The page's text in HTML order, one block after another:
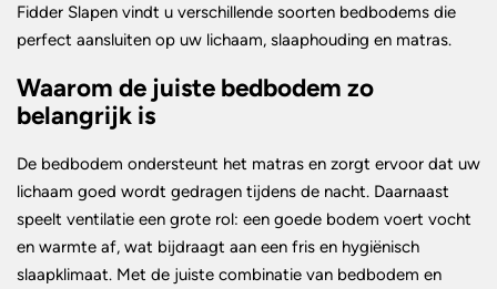
Fidder Slapen vindt u verschillende soorten bedbodems die
perfect aansluiten op uw lichaam, slaaphouding en matras.
Waarom de juiste bedbodem zo
belangrijk is
De bedbodem ondersteunt het matras en zorgt ervoor dat uw
lichaam goed wordt gedragen tijdens de nacht. Daarnaast
speelt ventilatie een grote rol: een goede bodem voert vocht
en warmte af, wat bijdraagt aan een fris en hygiënisch
slaapklimaat. Met de juiste combinatie van bedbodem en